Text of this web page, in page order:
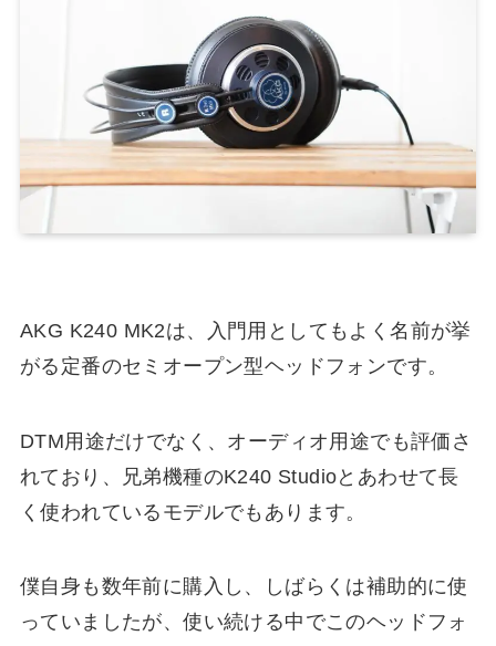
AKG K240 MK2は、入門用としてもよく名前が挙
がる定番のセミオープン型ヘッドフォンです。
DTM用途だけでなく、オーディオ用途でも評価さ
れており、兄弟機種のK240 Studioとあわせて長
く使われているモデルでもあります。
僕自身も数年前に購入し、しばらくは補助的に使
っていましたが、使い続ける中でこのヘッドフォ